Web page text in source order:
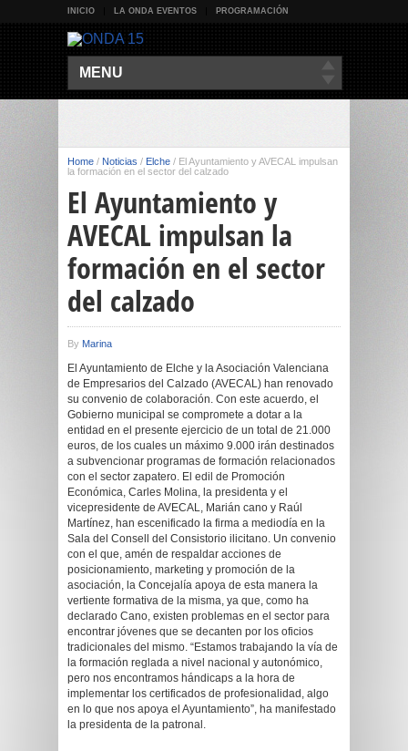
INICIO LA ONDA EVENTOS PROGRAMACIÓN
MENU
Home / Noticias / Elche / El Ayuntamiento y AVECAL impulsan
la formación en el sector del calzado
El Ayuntamiento y
AVECAL impulsan la
formación en el sector
del calzado
By Marina
El Ayuntamiento de Elche y la Asociación Valenciana
de Empresarios del Calzado (AVECAL) han renovado
su convenio de colaboración. Con este acuerdo, el
Gobierno municipal se compromete a dotar a la
entidad en el presente ejercicio de un total de 21.000
euros, de los cuales un máximo 9.000 irán destinados
a subvencionar programas de formación relacionados
con el sector zapatero. El edil de Promoción
Económica, Carles Molina, la presidenta y el
vicepresidente de AVECAL, Marián cano y Raúl
Martínez, han escenificado la firma a mediodía en la
Sala del Consell del Consistorio ilicitano. Un convenio
con el que, amén de respaldar acciones de
posicionamiento, marketing y promoción de la
asociación, la Concejalía apoya de esta manera la
vertiente formativa de la misma, ya que, como ha
declarado Cano, existen problemas en el sector para
encontrar jóvenes que se decanten por los oficios
tradicionales del mismo. “Estamos trabajando la vía de
la formación reglada a nivel nacional y autonómico,
pero nos encontramos hándicaps a la hora de
implementar los certificados de profesionalidad, algo
en lo que nos apoya el Ayuntamiento”, ha manifestado
la presidenta de la patronal.